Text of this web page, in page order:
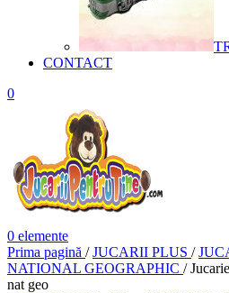
CONTACT
0
0 elemente
Prima pagină / JUCARII PLUS /
NATIONAL GEOGRAPHIC /
nat geo